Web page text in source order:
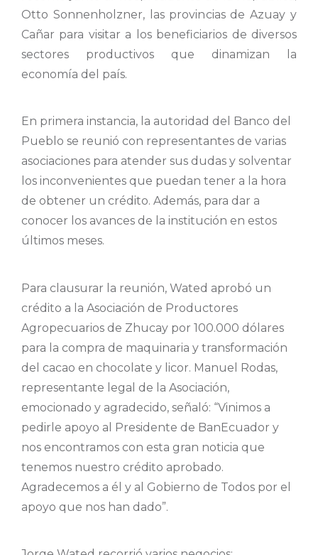
Otto Sonnenholzner, las provincias de Azuay y
Cañar para visitar a los beneficiarios de diversos
sectores productivos que dinamizan la
economía del país.
En primera instancia, la autoridad del Banco del
Pueblo se reunió con representantes de varias
asociaciones para atender sus dudas y solventar
los inconvenientes que puedan tener a la hora
de obtener un crédito. Además, para dar a
conocer los avances de la institución en estos
últimos meses.
Para clausurar la reunión, Wated aprobó un
crédito a la Asociación de Productores
Agropecuarios de Zhucay por 100.000 dólares
para la compra de maquinaria y transformación
del cacao en chocolate y licor. Manuel Rodas,
representante legal de la Asociación,
emocionado y agradecido, señaló: “Vinimos a
pedirle apoyo al Presidente de BanEcuador y
nos encontramos con esta gran noticia que
tenemos nuestro crédito aprobado.
Agradecemos a él y al Gobierno de Todos por el
apoyo que nos han dado”.